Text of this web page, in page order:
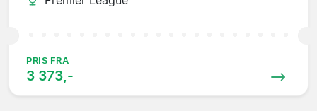
PRIS FRA
3 373,-